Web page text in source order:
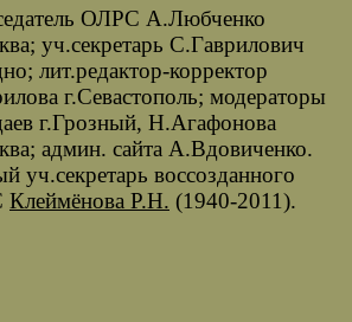
ОЛРС А.Любченко
уч.секретарь С.Гаврилович
лит.редактор-корректор
г.Севастополь; модераторы
г.Грозный, Н.Агафонова
админ. сайта А.Вдовиченко.
уч.секретарь воссозданного
Клеймёнова Р.Н. (1940-2011).